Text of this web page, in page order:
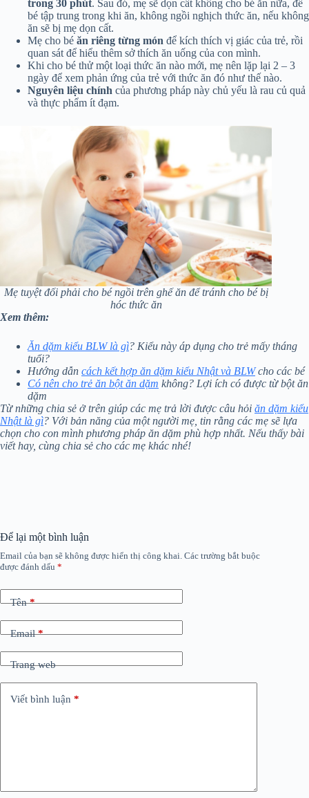
trong 30 phút. Sau đó, mẹ sẽ dọn cất không cho bé ăn nữa, để
bé tập trung trong khi ăn, không ngồi nghịch thức ăn, nếu không
ăn sẽ bị mẹ dọn cất.
Mẹ cho bé ăn riêng từng món để kích thích vị giác của trẻ, rồi
quan sát để hiểu thêm sở thích ăn uống của con mình.
Khi cho bé thử một loại thức ăn nào mới, mẹ nên lặp lại 2 – 3
ngày để xem phản ứng của trẻ với thức ăn đó như thế nào.
Nguyên liệu chính của phương pháp này chủ yếu là rau củ quả
và thực phẩm ít đạm.
Mẹ tuyệt đối phải cho bé ngồi trên ghế ăn để tránh cho bé bị
hóc thức ăn
Xem thêm:
Ăn dặm kiểu BLW là gì? Kiểu này áp dụng cho trẻ mấy tháng
tuổi?
Hướng dẫn cách kết hợp ăn dặm kiểu Nhật và BLWcho các bé
Có nên cho trẻ ăn bột ăn dặm không? Lợi ích có được từ bột ăn
dặm
Từ những chia sẻ ở trên giúp các mẹ trả lời được câu hỏi ăn dặm kiểu
Nhật là gì? Với bản năng của một người mẹ, tin rằng các mẹ sẽ lựa
chọn cho con mình phương pháp ăn dặm phù hợp nhất. Nếu thấy bài
viết hay, cùng chia sẻ cho các mẹ khác nhé!
Để lại một bình luận
Email của bạn sẽ không được hiển thị công khai. Các trường bắt buộc
được đánh dấu *
Tên*
Email*
Trang web
Viết bình luận *